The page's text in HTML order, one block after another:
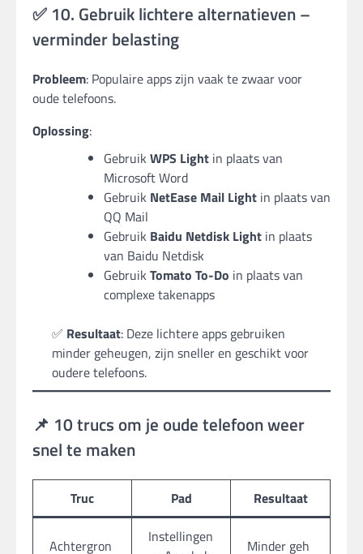
✅ 10. Gebruik lichtere alternatieven –
verminder belasting
Probleem: Populaire apps zijn vaak te zwaar voor
oude telefoons.
Oplossing:
Gebruik WPS Light in plaats van
Microsoft Word
Gebruik NetEase Mail Light in plaats van
QQ Mail
Gebruik Baidu Netdisk Light in plaats
van Baidu Netdisk
Gebruik Tomato To-Do in plaats van
complexe takenapps
✅ Resultaat: Deze lichtere apps gebruiken
minder geheugen, zijn sneller en geschikt voor
oudere telefoons.
📌 10 trucs om je oude telefoon weer
snel te maken
Truc Pad Resultaat
Achtergron
Instellingen
Minder geh